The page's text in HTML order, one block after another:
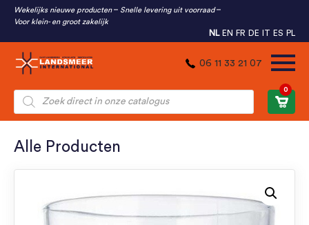
Wekelijks nieuwe producten
Snelle levering uit voorraad
Voor klein- en groot zakelijk
NL EN FR DE IT ES PL
06 11 33 21 07
Producten
zoeken
0
Alle Producten